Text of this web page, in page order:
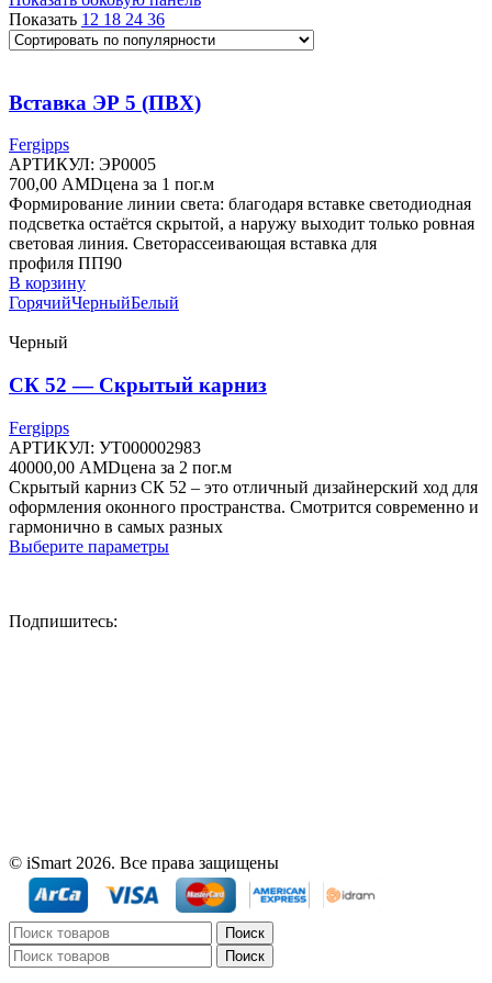
Показать 12 18 24 36
Вставка ЭР 5 (ПВХ)
Fergipps
АРТИКУЛ: ЭР0005
700,00 AMDцена за 1 пог.м
Формирование линии света: благодаря вставке светодиодная
подсветка остаётся скрытой, а наружу выходит только ровная
световая линия. Светорассеивающая вставка для
профиля ПП90
В корзину
ГорячийЧерныйБелый
Черный
СК 52 — Скрытый карниз
Fergipps
АРТИКУЛ: УТ000002983
40000,00 AMDцена за 2 пог.м
Скрытый карниз СК 52 – это отличный дизайнерский ход для
оформления оконного пространства. Смотрится современно и
гармонично в самых разных
Выберите параметрыЭтот
Подпишитесь:
© iSmart 2026. Все права защищены
Поиск
Поиск